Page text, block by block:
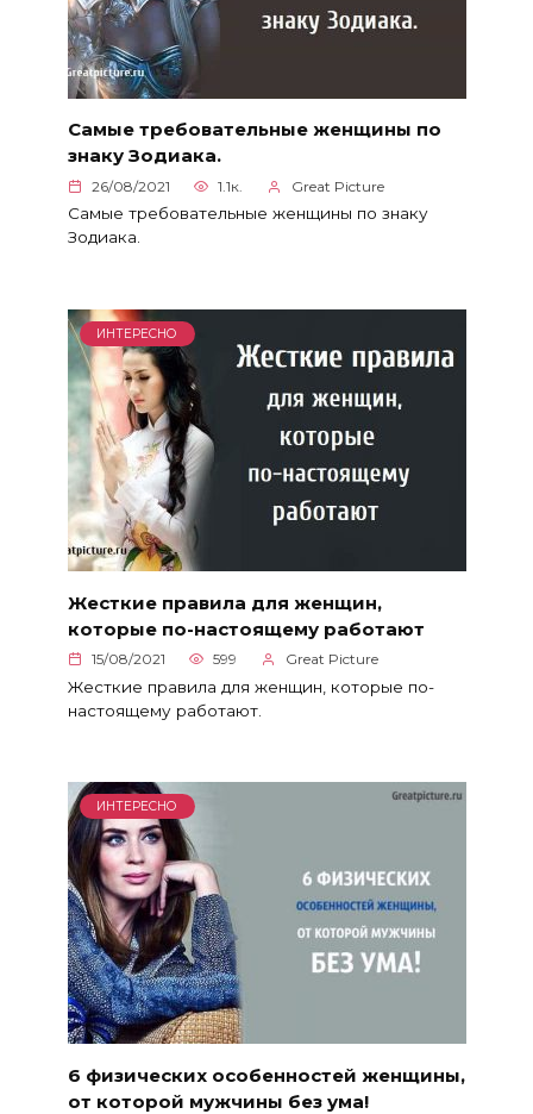
Самые требовательные женщины по
знаку Зодиака.
26/08/2021 1.1к. Great Picture
Самые требовательные женщины по знаку
Зодиака.
ИНТЕРЕСНО
Жесткие правила для женщин,
которые по-настоящему работают
15/08/2021 599 Great Picture
Жесткие правила для женщин, которые по-
настоящему работают.
ИНТЕРЕСНО
6 физических особенностей женщины,
от которой мужчины без ума!